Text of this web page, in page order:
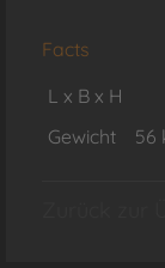
Facts
L x B x H
Gewicht
56